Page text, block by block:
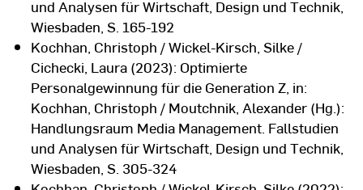
und Analysen für Wirtschaft, Design und Technik,
Wiesbaden, S. 165-192
Kochhan, Christoph / Wickel-Kirsch, Silke /
Cichecki, Laura (2023): Optimierte
Personalgewinnung für die Generation Z, in:
Kochhan, Christoph / Moutchnik, Alexander (Hg.):
Handlungsraum Media Management. Fallstudien
und Analysen für Wirtschaft, Design und Technik,
Wiesbaden, S. 305-324